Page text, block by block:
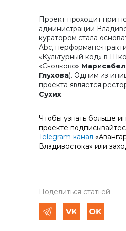
Проект проходит при
администрации
куратором стала
Abc, перформанс-
«Культурный код» в
«Сколково»
Глухова). Одним из
проекта является
Сухих.
Чтобы узнать больше
проекте
Telegram-канал
Владивостока» или
Поделиться статьей